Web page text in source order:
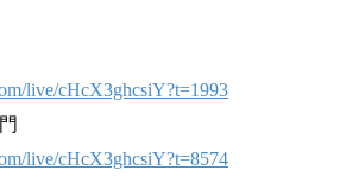
live/cHcX3ghcsiY?t=1993
live/cHcX3ghcsiY?t=8574